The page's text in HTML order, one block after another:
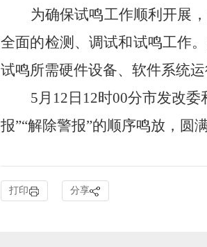
为确保试鸣工作顺利开展，
全面的检测、调试和试鸣工作。
试鸣所需硬件设备、软件系统
5月 12 日 12时00分市发改委
报”“解除警报”的顺序鸣放 ， 圆
打印 分享